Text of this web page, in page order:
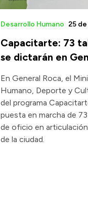
Capacitarte: 73
se dictarán en
Desarrollo Humano 25
En General Roca, el
Humano, Deporte y
del programa
puesta en marcha de
de oficio en
de la ciudad.